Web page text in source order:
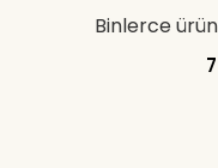
Binlerce